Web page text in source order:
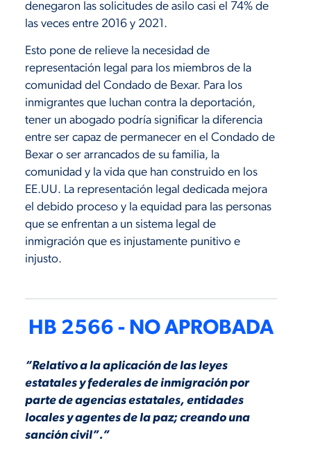
denegaron las solicitudes de asilo casi el 74% de
las veces entre 2016 y 2021.
Esto pone de relieve la necesidad de
representación legal para los miembros de la
comunidad del Condado de Bexar. Para los
inmigrantes que luchan contra la deportación,
tener un abogado podría significar la diferencia
entre ser capaz de permanecer en el Condado de
Bexar o ser arrancados de su familia, la
comunidad y la vida que han construido en los
EE.UU. La representación legal dedicada mejora
el debido proceso y la equidad para las personas
que se enfrentan a un sistema legal de
inmigración que es injustamente punitivo e
injusto.
HB 2566 - NO APROBADA
“Relativo a la aplicación de las leyes
estatales y federales de inmigración por
parte de agencias estatales, entidades
locales y agentes de la paz; creando una
sanción civil”.”